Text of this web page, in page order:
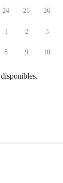
24 25 26
1 2 3
8 9 10